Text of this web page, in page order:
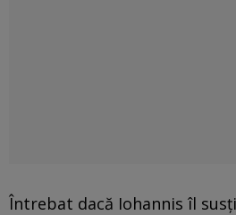
Întrebat dacă Iohannis îl